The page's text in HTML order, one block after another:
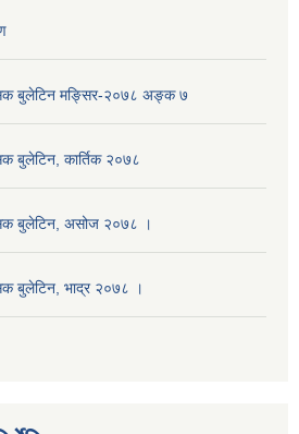
बुलेटिन मङ्सिर-२०७८ अङ्क ७
बुलेटिन, कार्तिक २०७८
बुलेटिन, असोज २०७८ ।
बुलेटिन, भाद्र २०७८ ।